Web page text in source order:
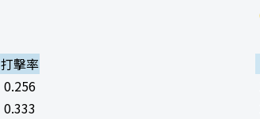
打擊率
0.256
0.333